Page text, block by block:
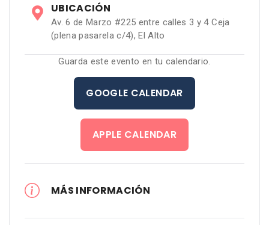
UBICACIÓN
Av. 6 de Marzo #225 entre calles 3 y 4 Ceja
(plena pasarela c/4), El Alto
Guarda este evento en tu calendario.
GOOGLE CALENDAR
APPLE CALENDAR
MÁS INFORMACIÓN